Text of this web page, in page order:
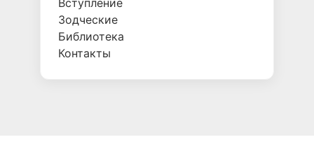
Зодческие
Библиотека
Контакты